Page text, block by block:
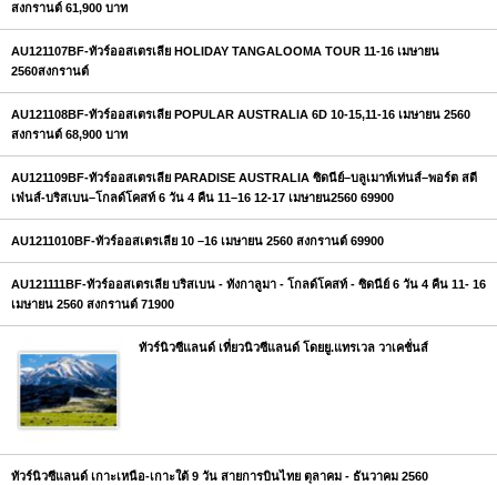
สงกรานต์ 61,900 บาท
AU121107BF-ทัวร์ออสเตรเลีย HOLIDAY TANGALOOMA TOUR 11-16 เมษายน
2560สงกรานต์
AU121108BF-ทัวร์ออสเตรเลีย POPULAR AUSTRALIA 6D 10-15,11-16 เมษายน 2560
สงกรานต์ 68,900 บาท
AU121109BF-ทัวร์ออสเตรเลีย PARADISE AUSTRALIA ซิดนีย์–บลูเมาท์เท่นส์–พอร์ต สตี
เฟ่นส์-บริสเบน–โกลด์โคสท์ 6 วัน 4 คืน 11–16 12-17 เมษายน2560 69900
AU1211010BF-ทัวร์ออสเตรเลีย 10 –16 เมษายน 2560 สงกรานต์ 69900
AU121111BF-ทัวร์ออสเตรเลีย บริสเบน - ทังกาลูมา - โกลด์โคสท์ - ซิดนีย์ 6 วัน 4 คืน 11- 16
เมษายน 2560 สงกรานต์ 71900
ทัวร์นิวซีแลนด์ เที่ยวนิวซีแลนด์ โดยยู.แทรเวล วาเคชั่นส์
ทัวร์นิวซีแลนด์ เกาะเหนือ-เกาะใต้ 9 วัน สายการบินไทย ตุลาคม - ธันวาคม 2560